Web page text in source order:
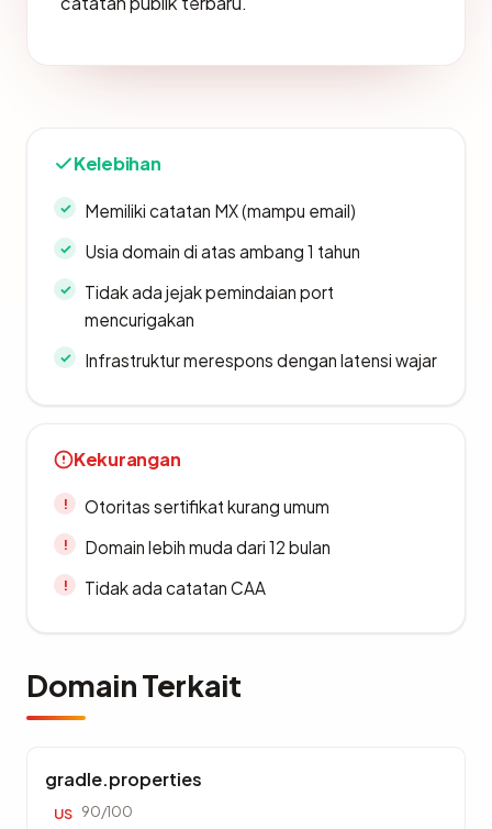
Kelebihan
Memiliki catatan MX (mampu email)
Usia domain di atas ambang 1 tahun
Tidak ada jejak pemindaian port
mencurigakan
Infrastruktur merespons dengan latensi wajar
Kekurangan
Otoritas sertifikat kurang umum
Domain lebih muda dari 12 bulan
Tidak ada catatan CAA
Domain Terkait
gradle.properties
US 90/100